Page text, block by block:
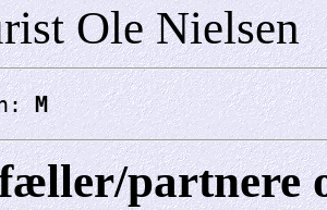
Ole Nielsen
M
partnere